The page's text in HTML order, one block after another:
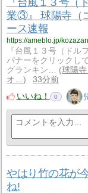
『台風１３号（
業③』 球陽寺（
ース速報
『台風１３号（ド
バナーをクリックし
グランキン…
球陽寺
オ…
33分前
いいね！
0
やはり竹の花が
ね!